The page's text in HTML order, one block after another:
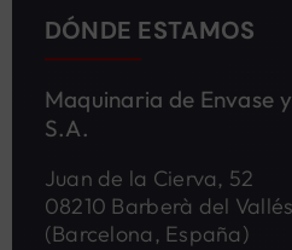
DÓNDE ESTAMOS
Maquinaria de Envase
S.A.
Juan de la Cierva, 52
08210 Barberà del Vallés
(Barcelona, España)